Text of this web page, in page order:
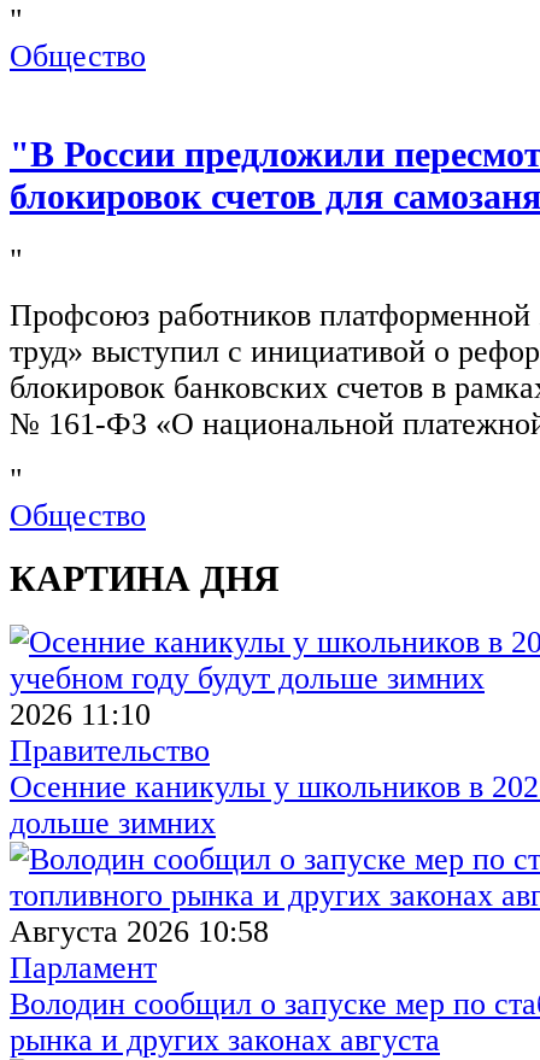
"
Общество
"В России предложили
блокировок счетов для
"
Профсоюз работников
труд» выступил с инициативой о
блокировок банковских счетов в
№ 161-ФЗ «О национальной
"
Общество
КАРТИНА ДНЯ
2026 11:10
Правительство
Осенние каникулы у школьников в
дольше зимних
Августа 2026 10:58
Парламент
Володин сообщил о запуске мер по
рынка и других законах августа